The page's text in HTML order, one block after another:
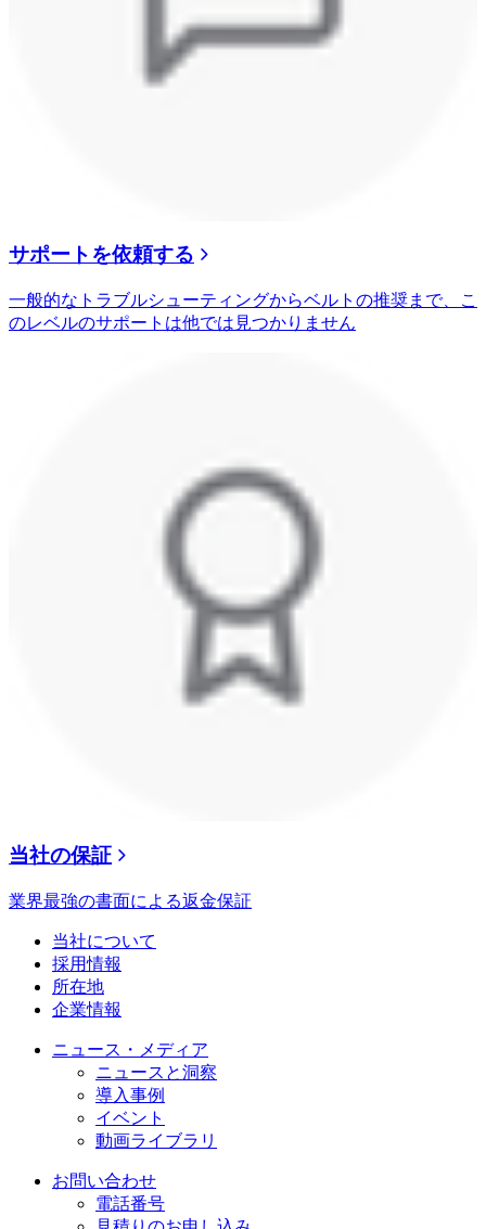
サポートを依頼する
一般的なトラブルシューティングからベルトの推奨まで、こ
のレベルのサポートは他では見つかりません
当社の保証
業界最強の書面による返金保証
当社について
採用情報
所在地
企業情報
ニュース・メディア
ニュースと洞察
導入事例
イベント
動画ライブラリ
お問い合わせ
電話番号